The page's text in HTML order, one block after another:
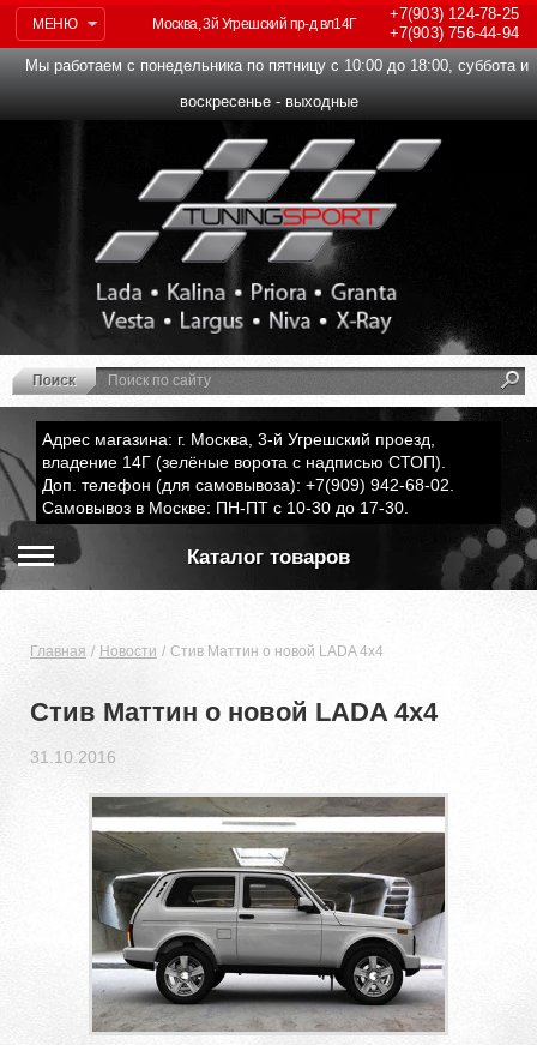
МЕНЮ
+7(903)124-78-25
+7(903)756-44-94
Москва, 3й Угрешский пр-д вл14Г
Мы работаем с понедельника по пятницу с 10:00 до 18:00, суббота и
воскресенье - выходные
Адрес магазина: г. Москва, 3-й Угрешский проезд,
владение 14Г (зелёные ворота с надписью СТОП).
Доп. телефон (для самовывоза): +7(909) 942-68-02.
Самовывоз в Москве: ПН-ПТ с 10-30 до 17-30.
Каталог товаров
Главная Новости Стив Маттин о новой LADA 4x4
Стив Маттин о новой LADA 4x4
31.10.2016